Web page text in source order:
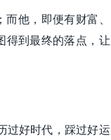
他，即便有财富、
到最终的落点，让
过好时代，踩过好运